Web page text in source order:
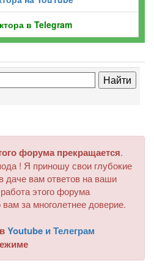
в Telegram
форума прекращается.
! Я приношу свои глубокие
даче вам ответов на ваши
этого форума
за многолетнее доверие.
Youtube и Телеграм